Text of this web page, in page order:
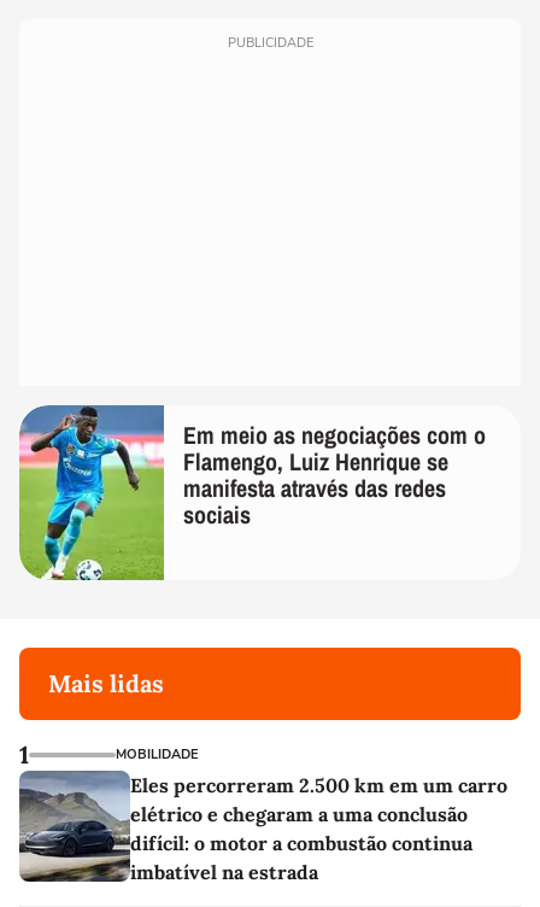
PUBLICIDADE
Em meio as negociações com o
Flamengo, Luiz Henrique se
manifesta através das redes
sociais
Mais lidas
1 MOBILIDADE
Eles percorreram 2.500 km em um carro
elétrico e chegaram a uma conclusão
difícil: o motor a combustão continua
imbatível na estrada